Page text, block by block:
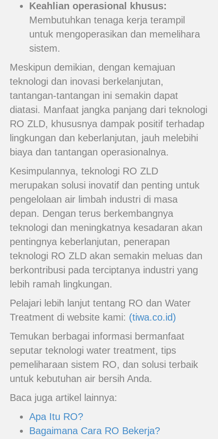
Keahlian operasional khusus:
Membutuhkan tenaga kerja terampil
untuk mengoperasikan dan memelihara
sistem.
Meskipun demikian, dengan kemajuan
teknologi dan inovasi berkelanjutan,
tantangan-tantangan ini semakin dapat
diatasi. Manfaat jangka panjang dari teknologi
RO ZLD, khususnya dampak positif terhadap
lingkungan dan keberlanjutan, jauh melebihi
biaya dan tantangan operasionalnya.
Kesimpulannya, teknologi RO ZLD
merupakan solusi inovatif dan penting untuk
pengelolaan air limbah industri di masa
depan. Dengan terus berkembangnya
teknologi dan meningkatnya kesadaran akan
pentingnya keberlanjutan, penerapan
teknologi RO ZLD akan semakin meluas dan
berkontribusi pada terciptanya industri yang
lebih ramah lingkungan.
Pelajari lebih lanjut tentang RO dan Water
Treatment di website kami: (tiwa.co.id)
Temukan berbagai informasi bermanfaat
seputar teknologi water treatment, tips
pemeliharaan sistem RO, dan solusi terbaik
untuk kebutuhan air bersih Anda.
Baca juga artikel lainnya:
Apa Itu RO?
Bagaimana Cara RO Bekerja?